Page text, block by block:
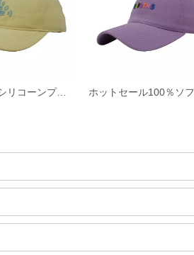
カスタム3Dシリコーンプリントソフトコットンツイルファブリック非構造化スポーツキャップと帽子